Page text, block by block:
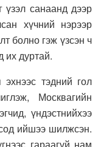
үзэл санаанд дээр
хүчний нэрээр
болно гэж үзсэн ч
их дуртай.
тэдний гол
Москвагийн
үндэстнийхээ
ийшээ шилжсэн.
гараагүй нам